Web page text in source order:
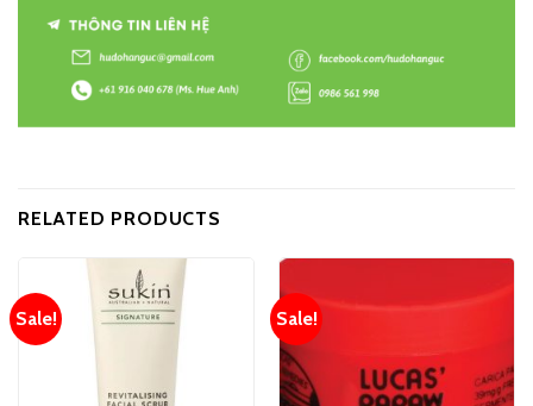
RELATED PRODUCTS
Sale! Sale!